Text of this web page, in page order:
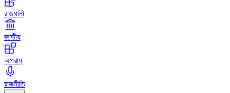
রাজধানী
জাতীয়
অপরাধ
রাজনীতি